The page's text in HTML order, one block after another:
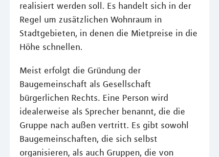
realisiert werden soll. Es handelt sich in der
Regel um zusätzlichen Wohnraum in
Stadtgebieten, in denen die Mietpreise in die
Höhe schnellen.
Meist erfolgt die Gründung der
Baugemeinschaft als Gesellschaft
bürgerlichen Rechts. Eine Person wird
idealerweise als Sprecher benannt, die die
Gruppe nach außen vertritt. Es gibt sowohl
Baugemeinschaften, die sich selbst
organisieren, als auch Gruppen, die von